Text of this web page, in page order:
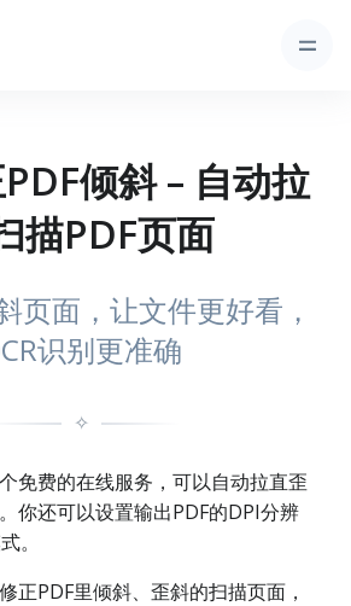
倾斜 – 自动拉
描PDF页面
页面，让文件更好看，
识别更准确
✧
免费的在线服务，可以自动拉直歪
你还可以设置输出PDF的DPI分辨
。
正PDF里倾斜、歪斜的扫描页面，